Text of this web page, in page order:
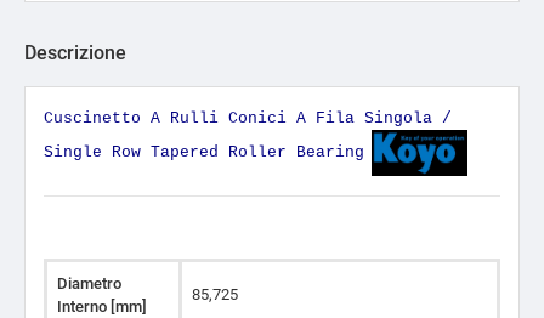
Descrizione
Cuscinetto A Rulli Conici A Fila Singola /
Single Row Tapered Roller Bearing
Diametro
Interno [mm]
85,725